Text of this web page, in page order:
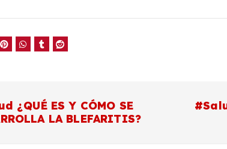
¿QUÉ ES Y CÓMO SE
LA BLEFARITIS?